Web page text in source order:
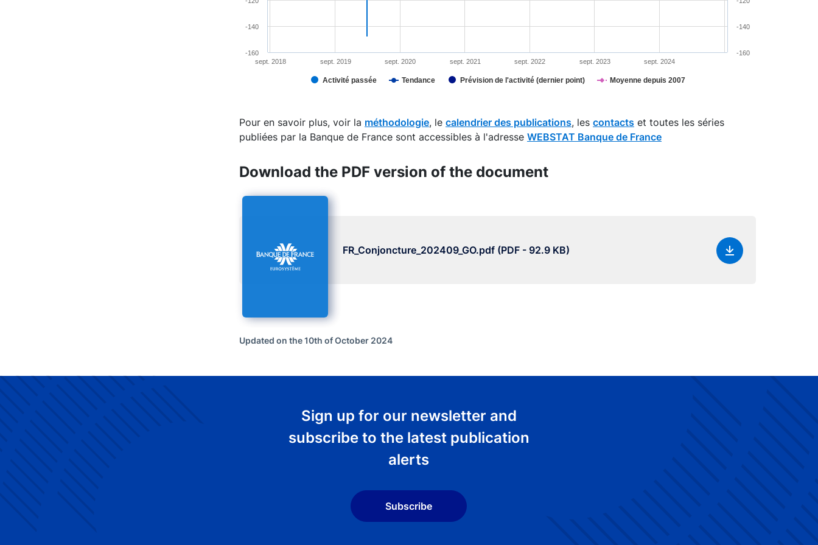
Activité passée Tendance Prévision de l'activité (dernier point) Moyenne depuis 2007
sept. 2018 sept. 2019 sept. 2020 sept. 2021 sept. 2022 sept. 2023 sept. 2024
-160
-140
-160
-140
Pour en savoir plus, voir la méthodologie, le calendrier des publications, les contacts et toutes les séries
publiées par la Banque de France sont accessibles à l'adresse WEBSTAT Banque de France
Download the PDF version of the document
FR_Conjoncture_202409_GO.pdf (PDF - 92.9 KB)
Updated on the 10th of October 2024
Sign up for our newsletter and
subscribe to the latest publication
alerts
Subscribe